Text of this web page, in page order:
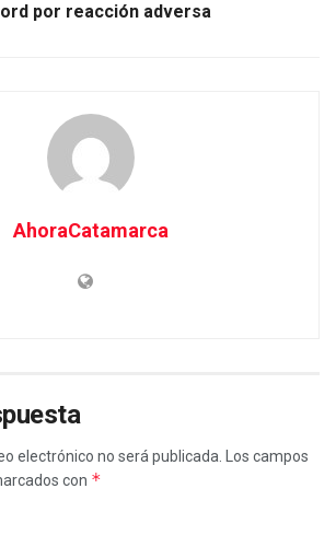
por reacción adversa
AhoraCatamarca
electrónico no será publicada.
Los campos
con *